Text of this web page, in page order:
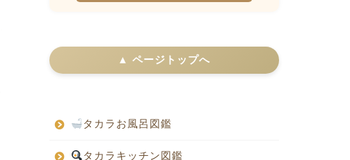
▲ ページトップへ
タカラお風呂図鑑
タカラキッチン図鑑